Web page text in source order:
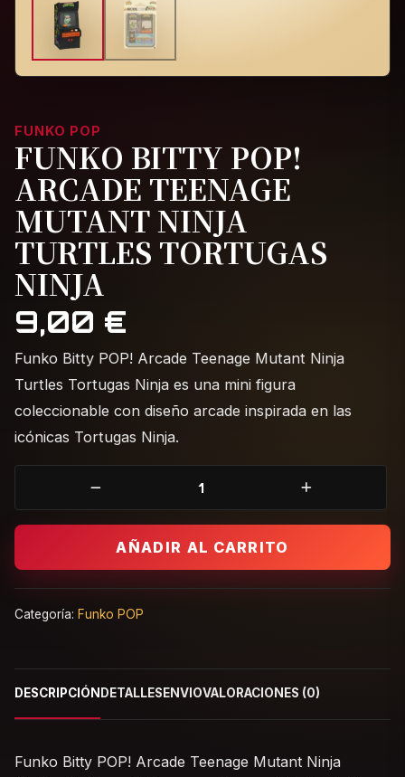
FUNKO POP
FUNKO BITTY POP!
ARCADE TEENAGE
MUTANT NINJA
TURTLES TORTUGAS
NINJA
9,00 €
Funko Bitty POP! Arcade Teenage Mutant Ninja
Turtles Tortugas Ninja es una mini figura
coleccionable con diseño arcade inspirada en las
icónicas Tortugas Ninja.
AÑADIR AL CARRITO
Categoría: Funko POP
DESCRIPCIÓN DETALLES ENVIOVALORACIONES (0)
Funko Bitty POP! Arcade Teenage Mutant Ninja